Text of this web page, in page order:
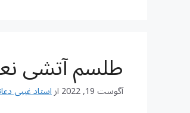
طلسم آتشی نعل ۸ موکله
آگوست 19, 2022 ازاستاد غیبی